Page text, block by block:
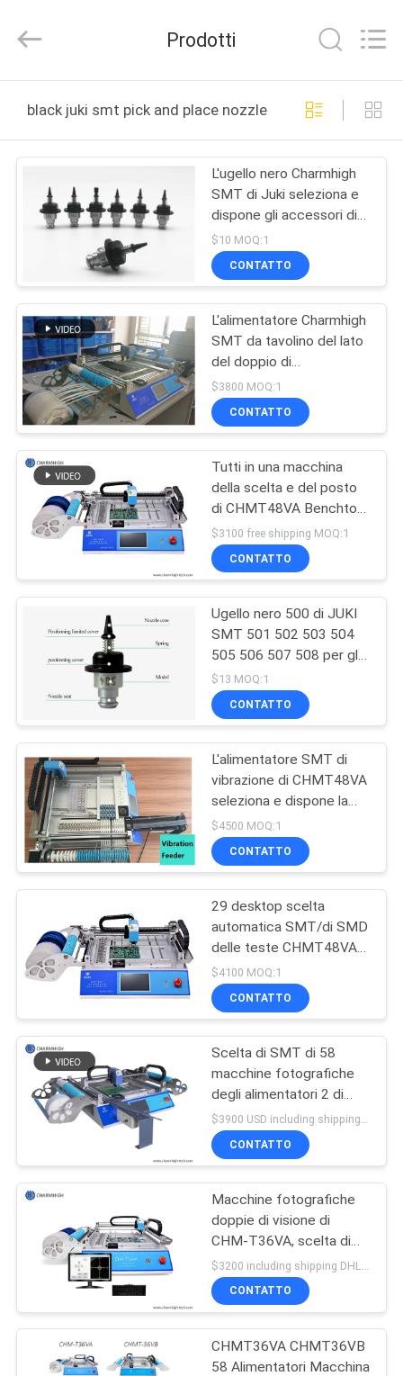
PRODOTTI
VIDEO
DI
NOI
VISITA
ALLA
FABBRICA
CONTROLLO
DELLA
CONTATTACI
NOTIZIA
SHOPPING
ON
LINE
MAPPA
DEL
POLITICA
PRIVACY
CHARMHIGH
All
Reserved.
Prodotti
black juki smt pick and place nozzle produzione online
L'ugello nero Charmhigh
SMT di Juki seleziona e
dispone gli accessori di
SMT della macchina
501-507
$10 MOQ:1
CONTATTO
L'alimentatore Charmhigh
SMT da tavolino del lato
del doppio di
CHMT48VB seleziona e
macchina del posto
$3800 MOQ:1
CONTATTO
Tutti in una macchina
della scelta e del posto
di CHMT48VA Benchtop
SMT hanno incluso il
sistema di Linux
$3100 free shipping MOQ:1
CONTATTO
Ugello nero 500 di JUKI
SMT 501 502 503 504
505 506 507 508 per gli
accessori di SMT della
macchina di PNP
$13 MOQ:1
CONTATTO
L'alimentatore SMT di
vibrazione di CHMT48VA
seleziona e dispone la
produzione in serie di
Prototying della
macchina
$4500 MOQ:1
CONTATTO
29 desktop scelta
automatica SMT/di SMD
delle teste CHMT48VA
degli alimentatori 2 e
macchina del posto +
doppia macchina
$4100 MOQ:1
CONTATTO
Scelta di SMT di 58
macchine fotografiche
degli alimentatori 2 di
CHMT48VB e macchina
da tavolino laterali doppie
del posto
CONTATTO
Macchine fotografiche
doppie di visione di
CHM-T36VA, scelta di
SMT di controllo del PC
e macchina Chmt36va
del posto
CONTATTO
CHMT36VA CHMT36VB
58 Alimentatori Macchina